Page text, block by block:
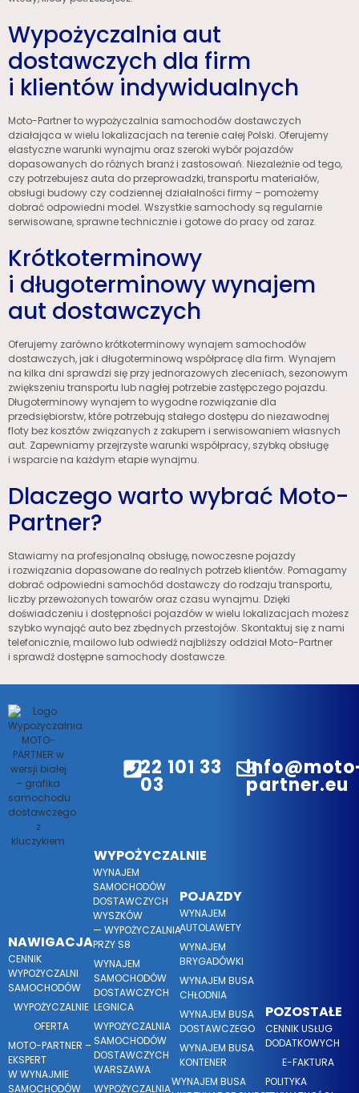
Wypożyczalnia aut
dostawczych dla firm
i klientów indywidualnych
Moto-Partner to wypożyczalnia samochodów dostawczych
działająca w wielu lokalizacjach na terenie całej Polski. Oferujemy
elastyczne warunki wynajmu oraz szeroki wybór pojazdów
dopasowanych do różnych branż i zastosowań. Niezależnie od tego,
czy potrzebujesz auta do przeprowadzki, transportu materiałów,
obsługi budowy czy codziennej działalności firmy – pomożemy
dobrać odpowiedni model. Wszystkie samochody są regularnie
serwisowane, sprawne technicznie i gotowe do pracy od zaraz.
Krótkoterminowy
i długoterminowy wynajem
aut dostawczych
Oferujemy zarówno krótkoterminowy wynajem samochodów
dostawczych, jak i długoterminową współpracę dla firm. Wynajem
na kilka dni sprawdzi się przy jednorazowych zleceniach, sezonowym
zwiększeniu transportu lub nagłej potrzebie zastępczego pojazdu.
Długoterminowy wynajem to wygodne rozwiązanie dla
przedsiębiorstw, które potrzebują stałego dostępu do niezawodnej
floty bez kosztów związanych z zakupem i serwisowaniem własnych
aut. Zapewniamy przejrzyste warunki współpracy, szybką obsługę
i wsparcie na każdym etapie wynajmu.
Dlaczego warto wybrać Moto-
Partner?
Stawiamy na profesjonalną obsługę, nowoczesne pojazdy
i rozwiązania dopasowane do realnych potrzeb klientów. Pomagamy
dobrać odpowiedni samochód dostawczy do rodzaju transportu,
liczby przewożonych towarów oraz czasu wynajmu. Dzięki
doświadczeniu i dostępności pojazdów w wielu lokalizacjach możesz
szybko wynająć auto bez zbędnych przestojów. Skontaktuj się z nami
telefonicznie, mailowo lub odwiedź najbliższy oddział Moto-Partner
i sprawdź dostępne samochody dostawcze.
22 101 33
03 partner.eu
NAWIGACJA
CENNIK
WYPOŻYCZALNI
SAMOCHODÓW
WYPOŻYCZALNIE
OFERTA
MOTO-PARTNER –
EKSPERT
W WYNAJMIE
SAMOCHODÓW
WYPOŻYCZALNIE
WYNAJEM
SAMOCHODÓW
DOSTAWCZYCH
WYSZKÓW
— WYPOŻYCZALNIA
PRZY S8
WYNAJEM
SAMOCHODÓW
DOSTAWCZYCH
LEGNICA
WYPOŻYCZALNIA
SAMOCHODÓW
DOSTAWCZYCH
WARSZAWA
WYPOŻYCZALNIA
POJAZDY
WYNAJEM
AUTOLAWETY
WYNAJEM
BRYGADÓWKI
WYNAJEM BUSA
CHŁODNIA
WYNAJEM BUSA
DOSTAWCZEGO
WYNAJEM BUSA
KONTENER
WYNAJEM BUSA
POZOSTAŁE
CENNIK USŁUG
DODATKOWYCH
E-FAKTURA
POLITYKA